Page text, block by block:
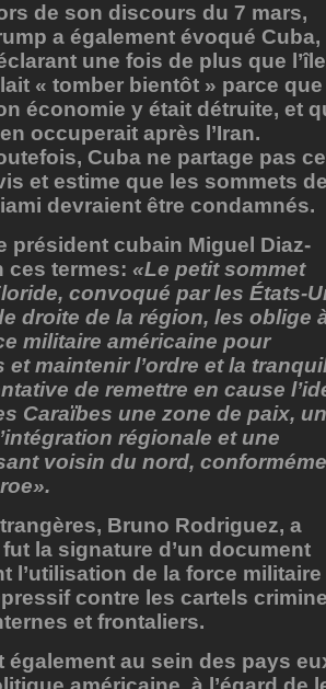
de son discours du 7 mars,
a également évoqué Cuba,
une fois de plus que l’île
« tomber bientôt » parce que
économie y était détruite, et
occuperait après l’Iran.
Cuba ne partage pas
et estime que les sommets de
devraient être condamnés.
président cubain Miguel Diaz-
ces termes: «Le petit sommet
convoqué par les États-
droite de la région, les oblige
militaire américaine pour
maintenir l’ordre et la
de remettre en cause
Caraïbes une zone de paix,
régionale et une
voisin du nord,
Bruno Rodriguez, a
la signature d’un document
l’utilisation de la force militaire
contre les cartels
et frontaliers.
au sein des pays